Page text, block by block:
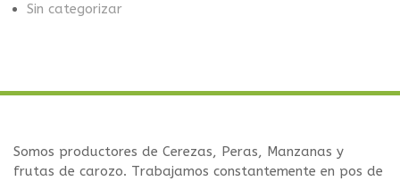
Sin categorizar
Somos productores de Cerezas, Peras, Manzanas y
frutas de carozo. Trabajamos constantemente en pos de